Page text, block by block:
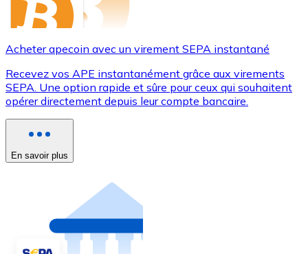
Acheter apecoin avec un virement SEPA instantané
Recevez vos APE instantanément grâce aux virements
SEPA. Une option rapide et sûre pour ceux qui souhaitent
opérer directement depuis leur compte bancaire.
En savoir plus